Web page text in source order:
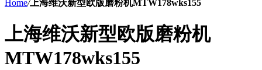
Home/上海维沃新型欧版磨粉机MTW178wks155
上海维沃新型欧版磨粉机
MTW178wks155